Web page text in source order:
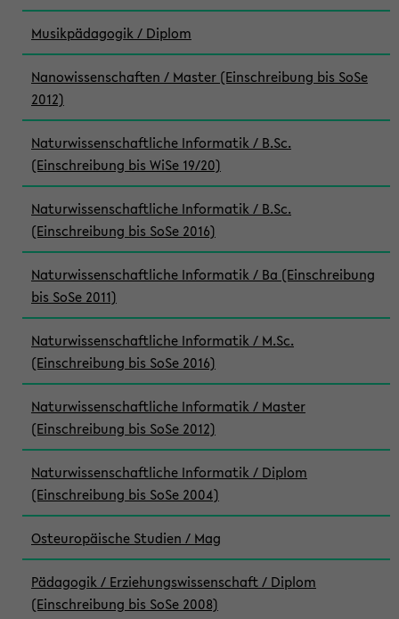
Musikpädagogik / Diplom
Nanowissenschaften / Master (Einschreibung bis SoSe
2012)
Naturwissenschaftliche Informatik / B.Sc.
(Einschreibung bis WiSe 19/20)
Naturwissenschaftliche Informatik / B.Sc.
(Einschreibung bis SoSe 2016)
Naturwissenschaftliche Informatik / Ba (Einschreibung
bis SoSe 2011)
Naturwissenschaftliche Informatik / M.Sc.
(Einschreibung bis SoSe 2016)
Naturwissenschaftliche Informatik / Master
(Einschreibung bis SoSe 2012)
Naturwissenschaftliche Informatik / Diplom
(Einschreibung bis SoSe 2004)
Osteuropäische Studien / Mag
Pädagogik / Erziehungswissenschaft / Diplom
(Einschreibung bis SoSe 2008)